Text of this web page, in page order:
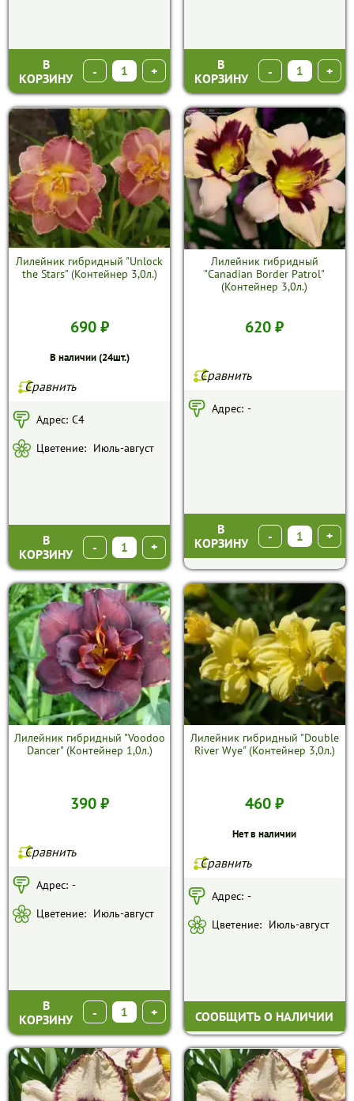
В
КОРЗИНУ
- +
В
КОРЗИНУ
- +
Лилейник гибридный "Unlock
the Stars" (Контейнер 3,0л.)
690 ₽
В наличии (24шт.)
Сравнить
Адрес: С4
Цветение: Июль-август
В
КОРЗИНУ
- +
Лилейник гибридный
"Canadian Border Patrol"
(Контейнер 3,0л.)
620 ₽
Сравнить
Адрес: -
В
КОРЗИНУ
- +
Лилейник гибридный "Voodoo
Dancer" (Контейнер 1,0л.)
390 ₽
Сравнить
Адрес: -
Цветение: Июль-август
В
КОРЗИНУ
- +
Лилейник гибридный "Double
River Wye" (Контейнер 3,0л.)
460 ₽
Нет в наличии
Сравнить
Адрес: -
Цветение: Июль-август
СООБЩИТЬ О НАЛИЧИИ